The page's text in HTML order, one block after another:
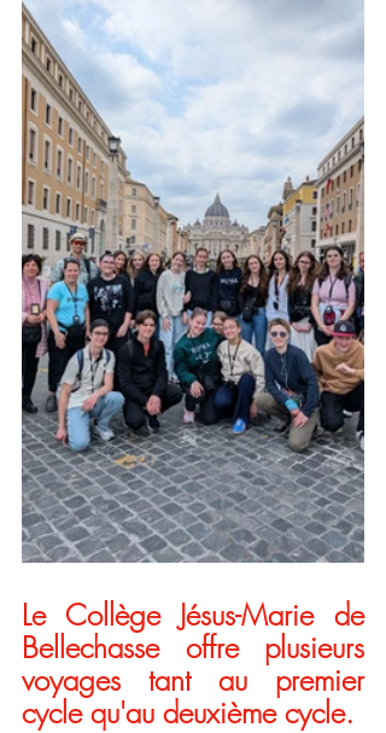
Le Collège Jésus-Marie de
Bellechasse offre plusieurs
voyages tant au premier
cycle qu'au deuxième cycle.